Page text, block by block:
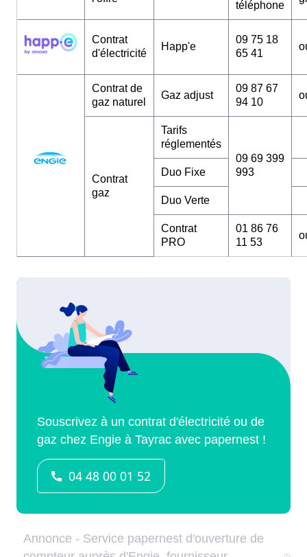
téléphone
Contrat
d'électricité
Happ'e
09 75 18
65 41
Contrat de
gaz naturel
Gaz adjust
09 87 67
94 10
Contrat
gaz
Tarifs
réglementés
09 69 399
993
Duo Fixe
Duo Verte
Contrat
PRO
01 86 76
11 53